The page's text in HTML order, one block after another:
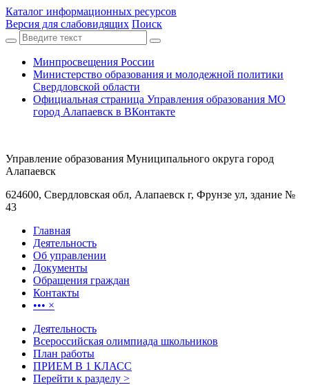
Каталог информационных ресурсов
Версия для слабовидящих Поиск
Минпросвещения России
Министерство образования и молодежной политики
Свердловской области
Официальная страница Управления образования МО
город Алапаевск в ВКонтакте
Управление образования Муниципального округа город
Алапаевск
624600, Свердловская обл, Алапаевск г, Фрунзе ул, здание №
43
Главная
Деятельность
Об управлении
Документы
Обращения граждан
Контакты
••• ×
Деятельность
Всероссийская олимпиада школьников
План работы
ПРИЕМ В 1 КЛАСС
Перейти к разделу >